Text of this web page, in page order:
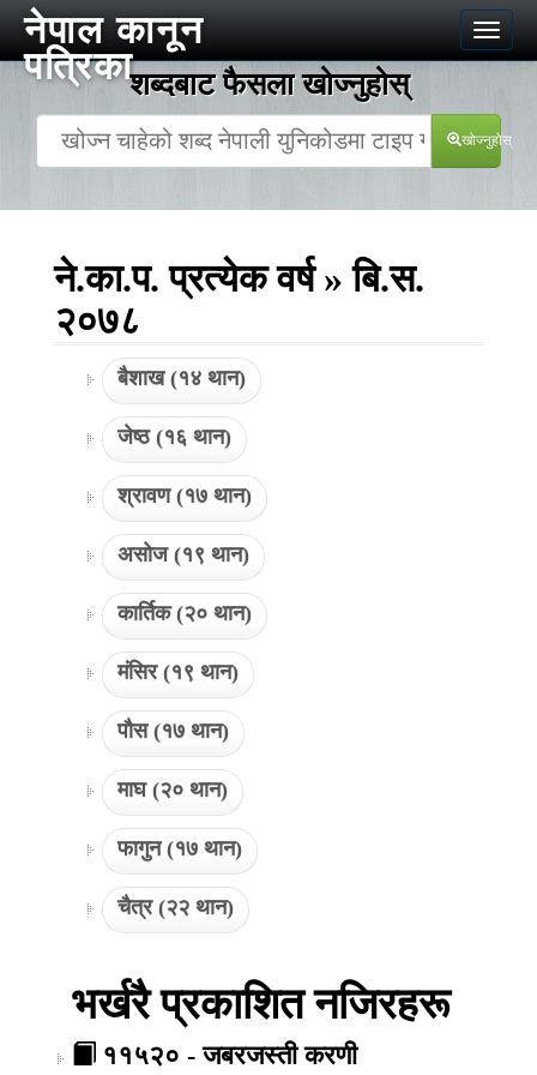
Toggle
नेपाल कानून
पत्रिकाशब्दबाट फैसला खोज्‍नुहोस्
खोज्‍नुहोस्
ने.का.प. प्रत्येक वर्ष » बि.स.
२०७८
बैशाख (१४ थान)
जेष्ठ (१६ थान)
श्रावण (१७ थान)
असोज (१९ थान)
कार्तिक (२० थान)
मंसिर (१९ थान)
पौस (१७ थान)
माघ (२० थान)
फागुन (१७ थान)
चैत्र (२२ थान)
भर्खरै प्रकाशित नजिरहरू
११५२० - जबरजस्ती करणी